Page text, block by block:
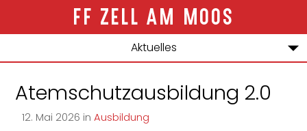
ZELL AM MOOS
Aktuelles
Jugend
Atemschutzausbildung 2.0
12. Mai 2026 inAusbildung